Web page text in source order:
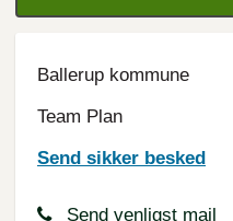
Ballerup kommune
Team Plan
Send sikker besked
Send venligst mail